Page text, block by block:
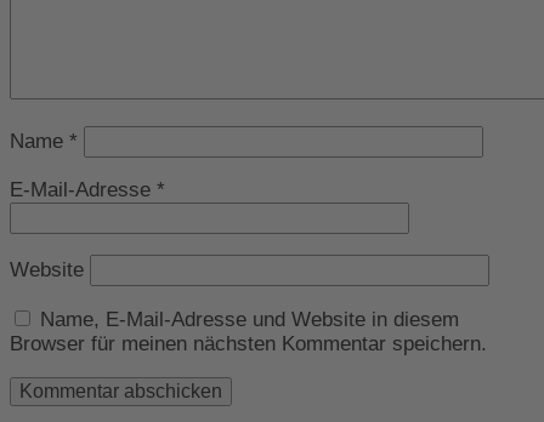
Name *
E-Mail-Adresse *
Website
Name, E-Mail-Adresse und Website in diesem
Browser für meinen nächsten Kommentar speichern.